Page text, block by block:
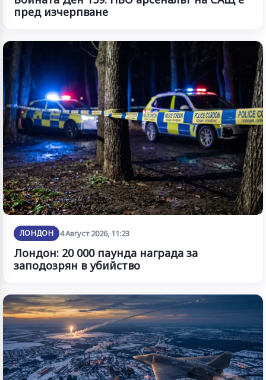
пред изчерпване
ЛОНДОН 4 Август 2026, 11:23
Лондон: 20 000 паунда награда за
заподозрян в убийство